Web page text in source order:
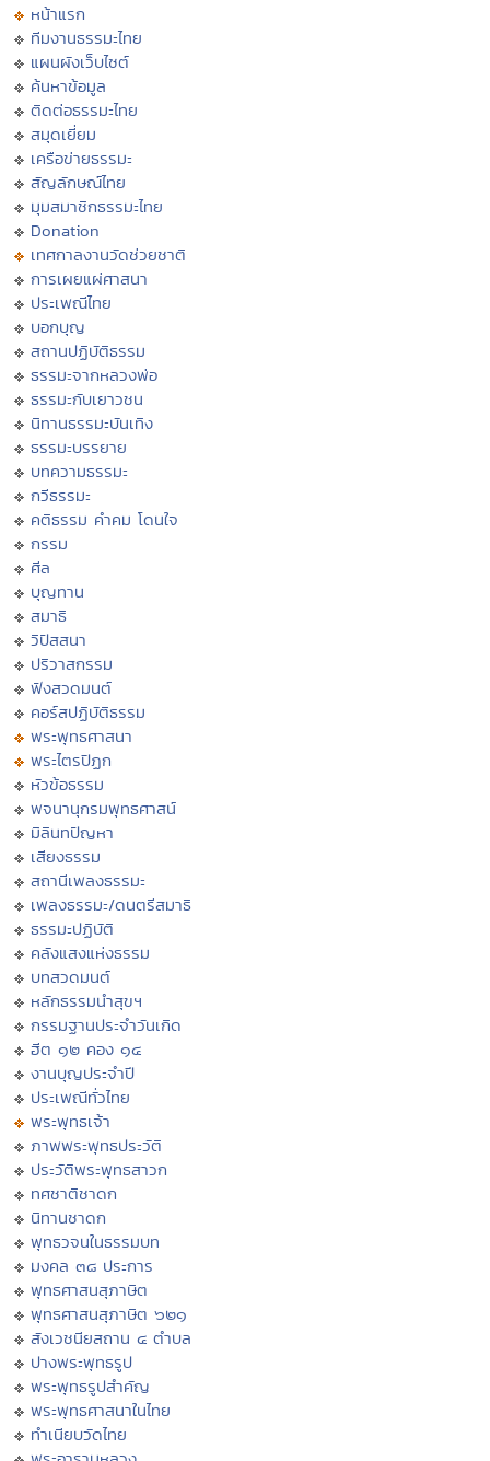
หน้าแรก
ทีมงานธรรมะไทย
แผนผังเว็บไซต์
ค้นหาข้อมูล
ติดต่อธรรมะไทย
สมุดเยี่ยม
เครือข่ายธรรมะ
สัญลักษณ์ไทย
มุมสมาชิกธรรมะไทย
Donation
เทศกาลงานวัดช่วยชาติ
การเผยแผ่ศาสนา
ประเพณีไทย
บอกบุญ
สถานปฏิบัติธรรม
ธรรมะจากหลวงพ่อ
ธรรมะกับเยาวชน
นิทานธรรมะบันเทิง
ธรรมะบรรยาย
บทความธรรมะ
กวีธรรมะ
คติธรรม คำคม โดนใจ
กรรม
ศีล
บุญทาน
สมาธิ
วิปัสสนา
ปริวาสกรรม
ฟังสวดมนต์
คอร์สปฏิบัติธรรม
พระพุทธศาสนา
พระไตรปิฏก
หัวข้อธรรม
พจนานุกรมพุทธศาสน์
มิลินทปัญหา
เสียงธรรม
สถานีเพลงธรรมะ
เพลงธรรมะ/ดนตรีสมาธิ
ธรรมะปฏิบัติ
คลังแสงแห่งธรรม
บทสวดมนต์
หลักธรรมนำสุขฯ
กรรมฐานประจำวันเกิด
ฮีต ๑๒ คอง ๑๔
งานบุญประจำปี
ประเพณีทั่วไทย
พระพุทธเจ้า
ภาพพระพุทธประวัติ
ประวัติพระพุทธสาวก
ทศชาติชาดก
นิทานชาดก
พุทธวจนในธรรมบท
มงคล ๓๘ ประการ
พุทธศาสนสุภาษิต
พุทธศาสนสุภาษิต ๖๒๑
สังเวชนียสถาน ๔ ตำบล
ปางพระพุทธรูป
พระพุทธรูปสำคัญ
พระพุทธศาสนาในไทย
ทำเนียบวัดไทย